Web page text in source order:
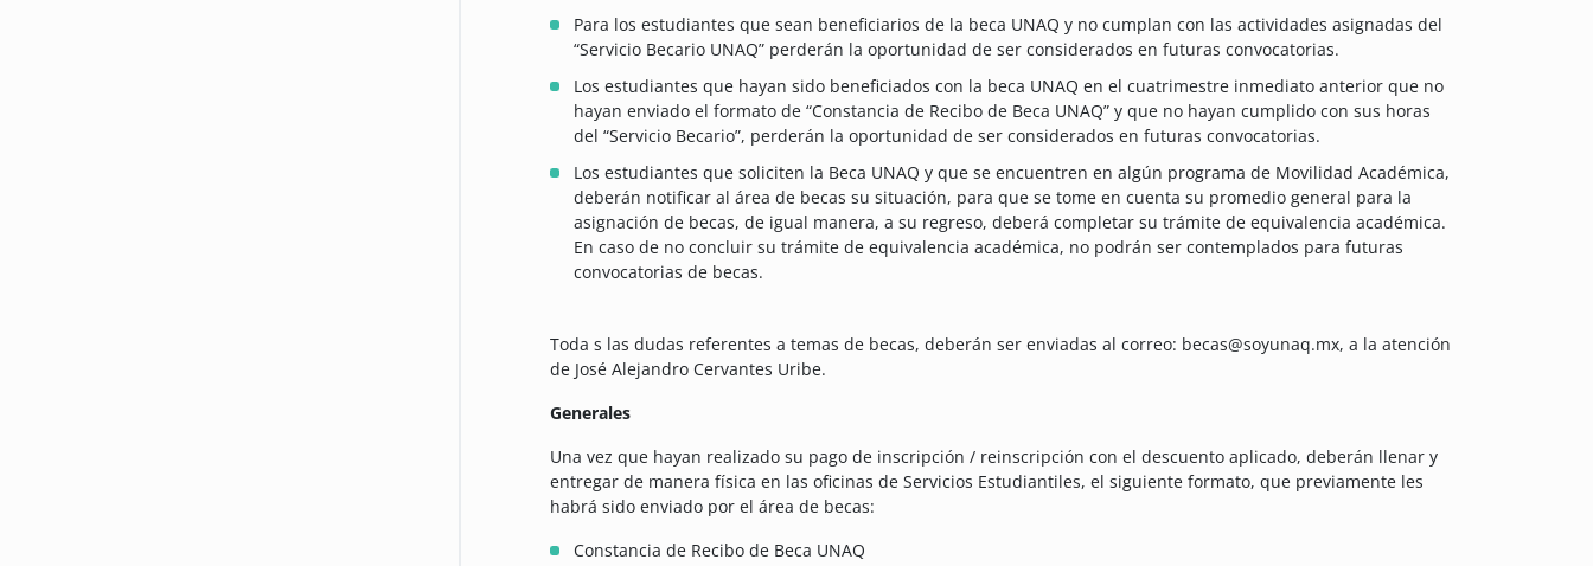
Para los estudiantes que sean beneficiarios de la beca UNAQ y no cumplan con las actividades asignadas del
“Servicio Becario UNAQ” perderán la oportunidad de ser considerados en futuras convocatorias.
Los estudiantes que hayan sido beneficiados con la beca UNAQ en el cuatrimestre inmediato anterior que no
hayan enviado el formato de “Constancia de Recibo de Beca UNAQ” y que no hayan cumplido con sus horas
del “Servicio Becario”, perderán la oportunidad de ser considerados en futuras convocatorias.
Los estudiantes que soliciten la Beca UNAQ y que se encuentren en algún programa de Movilidad Académica,
deberán notificar al área de becas su situación, para que se tome en cuenta su promedio general para la
asignación de becas, de igual manera, a su regreso, deberá completar su trámite de equivalencia académica.
En caso de no concluir su trámite de equivalencia académica, no podrán ser contemplados para futuras
convocatorias de becas.
Toda s las dudas referentes a temas de becas, deberán ser enviadas al correo: becas@soyunaq.mx, a la atención
de José Alejandro Cervantes Uribe.
Generales
Una vez que hayan realizado su pago de inscripción / reinscripción con el descuento aplicado, deberán llenar y
entregar de manera física en las oficinas de Servicios Estudiantiles, el siguiente formato, que previamente les
habrá sido enviado por el área de becas:
Constancia de Recibo de Beca UNAQ